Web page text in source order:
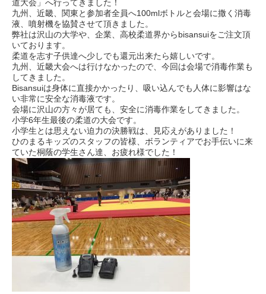
道大会」へ行ってきました！
九州、近畿、関東と参加者全員へ100mlボトルと会場に撒く消毒
液、噴射機を協賛させて頂きました。
弊社は沢山の大学や、企業、高校柔道界からbisansuiをご注文頂
いております。
柔道を志す子供達へ少しでも還元出来たら嬉しいです。
九州、近畿大会へは行けなかったので、今回は会場で消毒作業も
してきました。
Bisansuiは身体に直接かかったり、吸い込んでも人体に影響はな
い非常に安全な消毒液です。
会場に沢山の方々が居ても、安全に消毒作業をしてきました。
小学6年生最後の柔道の大会です。
小学生とは思えない迫力の決勝戦は、見応えがありました！
ひのまるキッズのスタッフの皆様、ボランティアでお手伝いに来
ていた桐蔭の学生さん達、お疲れ様でした！